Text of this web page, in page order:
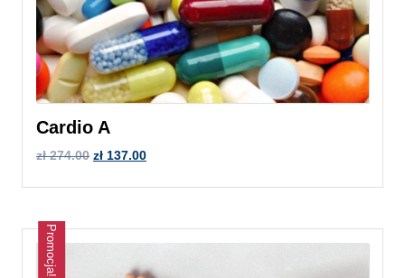
Cardio A
zł274.00 zł 137.00
Promocja!